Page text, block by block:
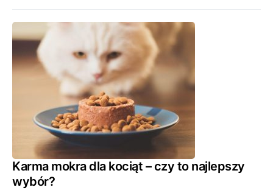
Karma mokra dla kociąt – czy to najlepszy
wybór?